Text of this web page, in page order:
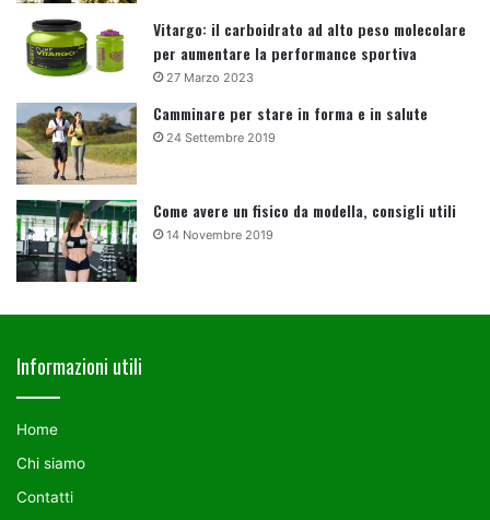
Vitargo: il carboidrato ad alto peso molecolare
per aumentare la performance sportiva
27 Marzo 2023
Camminare per stare in forma e in salute
24 Settembre 2019
Come avere un fisico da modella, consigli utili
14 Novembre 2019
Informazioni utili
Home
Chi siamo
Contatti